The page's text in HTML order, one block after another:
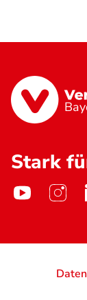
Stark